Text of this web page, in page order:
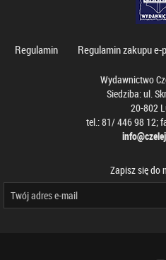
Regulamin Regulamin zakupu e-
Wydawnictwo
Siedziba: ul.
20-802
tel.: 81/ 446 98 12;
Zapisz się do